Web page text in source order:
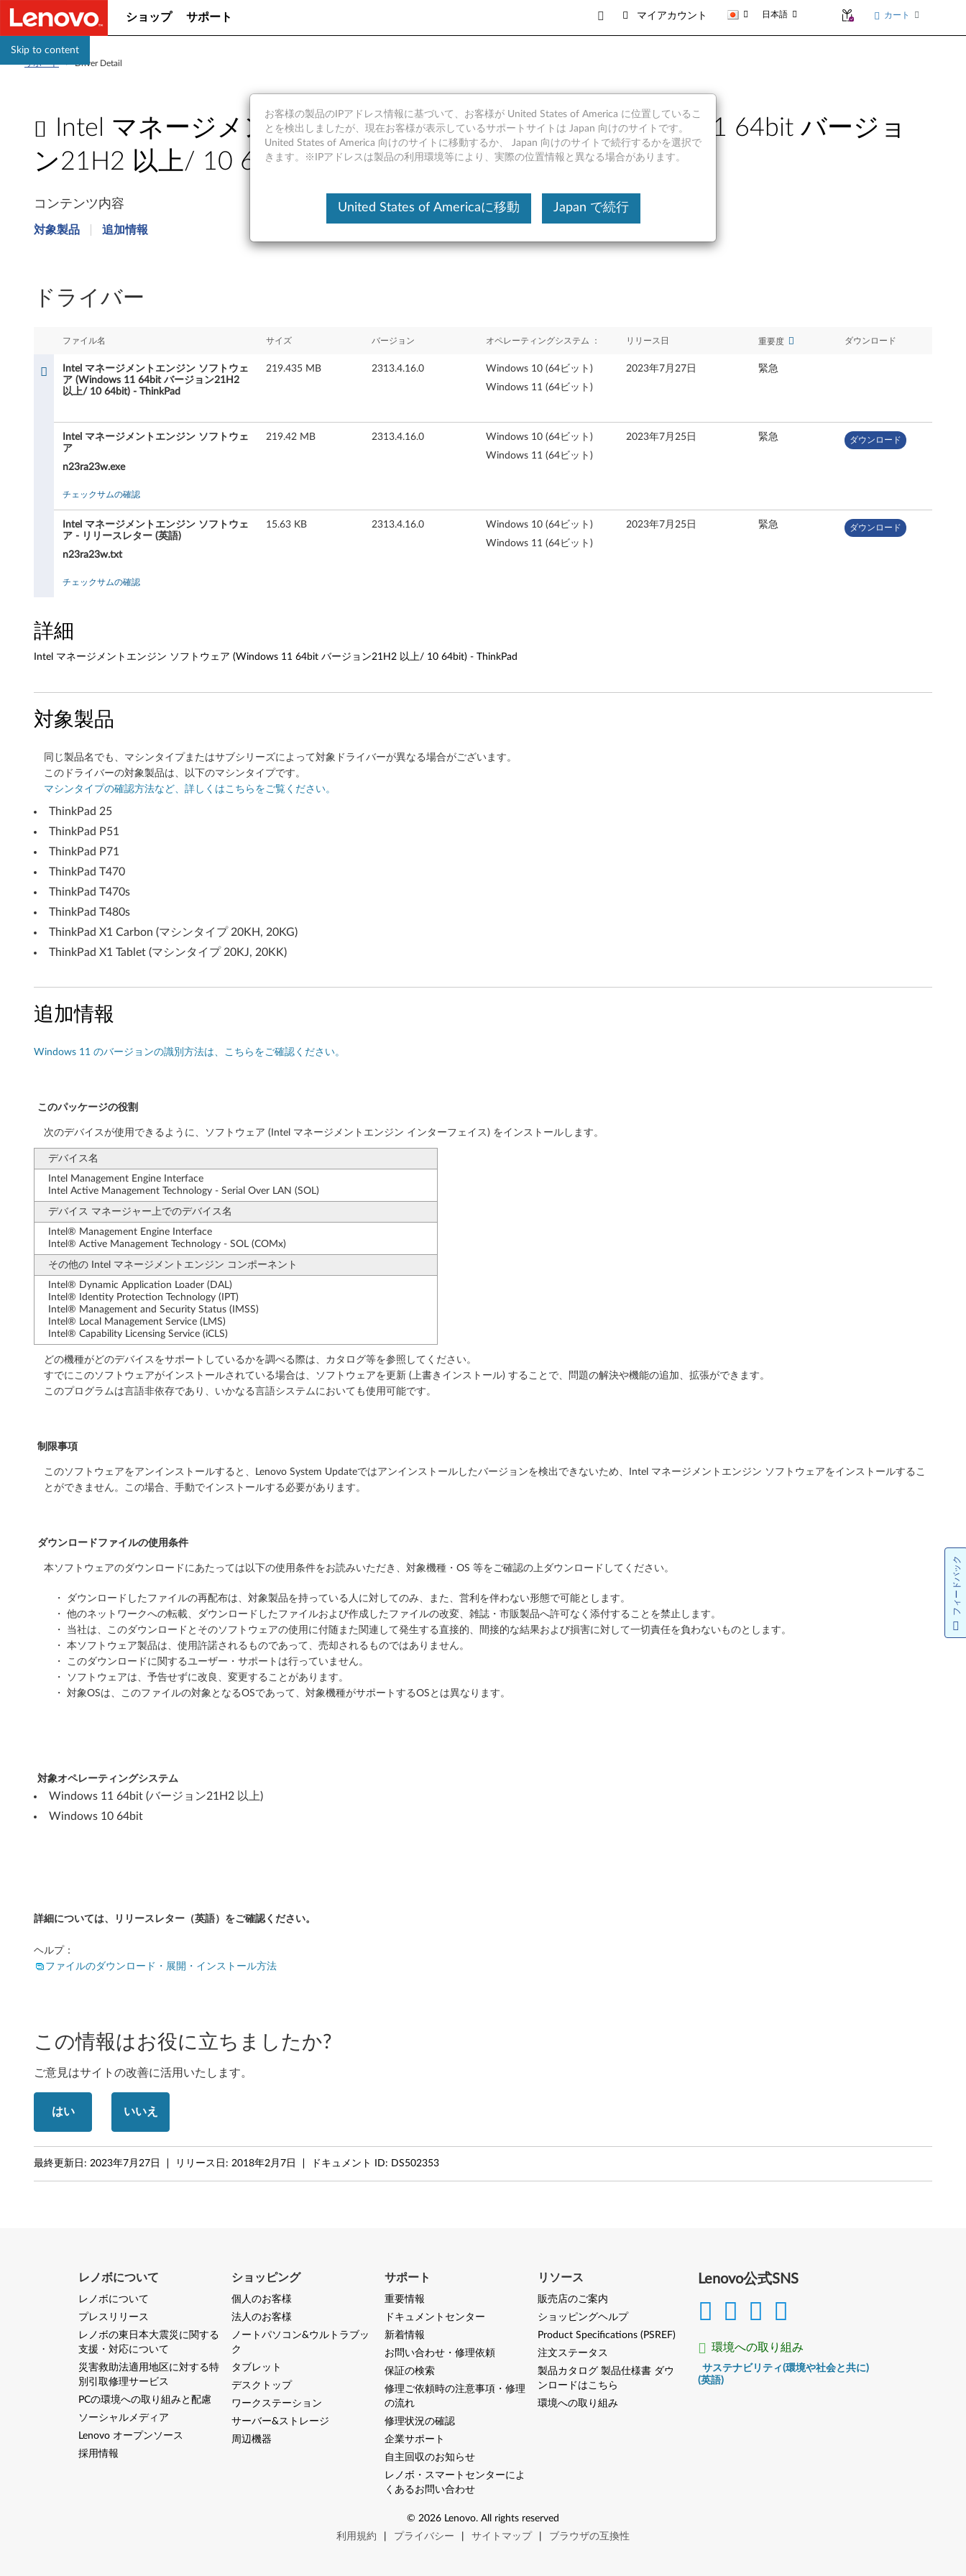
Skip to content
ショップ サポート マイアカウント 日本語 カート
サポート >Driver Detail
Intel マネージメントエンジン ソフトウェア (Windows 11 64bit バージョ
ン21H2 以上/ 10 64bit) - ThinkPad
n
ジ
ソ
フ
ト
ウ
ェ
ア
(
W
n
d
o
s
1
1
4
b
i
t
バ
ー
ジ
ョ
ン
2
1
2
以
/
1
-
T
k
P
コンテンツ内容
対象製品 追加情報
ドライバー
ファイル名 サイズ バージョン オペレーティングシステム ： リリース日 重要度 ダウンロード
Intel マネージメントエンジン ソフトウェ
ア (Windows 11 64bit バージョン21H2
以上/ 10 64bit) - ThinkPad
219.435 MB 2313.4.16.0
Windows 10 (64ビット)
Windows 11 (64ビット)
2023年7月27日 緊急
Intel マネージメントエンジン ソフトウェ
ア
n23ra23w.exe
219.42 MB 2313.4.16.0
Windows 10 (64ビット)
Windows 11 (64ビット)
2023年7月25日 緊急 ダウンロード
チェックサムの確認
Intel マネージメントエンジン ソフトウェ
ア - リリースレター (英語)
n23ra23w.txt
15.63 KB 2313.4.16.0
Windows 10 (64ビット)
Windows 11 (64ビット)
2023年7月25日 緊急 ダウンロード
チェックサムの確認
詳細
Intel マネージメントエンジン ソフトウェア (Windows 11 64bit バージョン21H2 以上/ 10 64bit) - ThinkPad
対象製品
同じ製品名でも、マシンタイプまたはサブシリーズによって対象ドライバーが異なる場合がございます。
このドライバーの対象製品は、以下のマシンタイプです。
マシンタイプの確認方法など、詳しくはこちらをご覧ください。
ThinkPad 25
ThinkPad P51
ThinkPad P71
ThinkPad T470
ThinkPad T470s
ThinkPad T480s
ThinkPad X1 Carbon (マシンタイプ 20KH, 20KG)
ThinkPad X1 Tablet (マシンタイプ 20KJ, 20KK)
追加情報
Windows 11 のバージョンの識別方法は、こちらをご確認ください。
このパッケージの役割
次のデバイスが使用できるように、ソフトウェア (Intel マネージメントエンジン インターフェイス) をインストールします。
デバイス名
Intel Management Engine Interface
Intel Active Management Technology - Serial Over LAN (SOL)
デバイス マネージャー上でのデバイス名
Intel® Management Engine Interface
Intel® Active Management Technology - SOL (COMx)
その他の Intel マネージメントエンジン コンポーネント
Intel® Dynamic Application Loader (DAL)
Intel® Identity Protection Technology (IPT)
Intel® Management and Security Status (IMSS)
Intel® Local Management Service (LMS)
Intel® Capability Licensing Service (iCLS)
どの機種がどのデバイスをサポートしているかを調べる際は、カタログ等を参照してください。
すでにこのソフトウェアがインストールされている場合は、ソフトウェアを更新 (上書きインストール) することで、問題の解決や機能の追加、拡張ができます。
このプログラムは言語非依存であり、いかなる言語システムにおいても使用可能です。
制限事項
このソフトウェアをアンインストールすると、Lenovo System Updateではアンインストールしたバージョンを検出できないため、Intel マネージメントエンジン ソフトウェアをインストールするこ
とができません。この場合、手動でインストールする必要があります。
ダウンロードファイルの使用条件
本ソフトウェアのダウンロードにあたっては以下の使用条件をお読みいただき、対象機種・OS 等をご確認の上ダウンロードしてください。
・ ダウンロードしたファイルの再配布は、対象製品を持っている人に対してのみ、また、営利を伴わない形態で可能とします。
・ 他のネットワークへの転載、ダウンロードしたファイルおよび作成したファイルの改変、雑誌・市販製品へ許可なく添付することを禁止します。
・ 当社は、このダウンロードとそのソフトウェアの使用に付随また関連して発生する直接的、間接的な結果および損害に対して一切責任を負わないものとします。
・ 本ソフトウェア製品は、使用許諾されるものであって、売却されるものではありません。
・ このダウンロードに関するユーザー・サポートは行っていません。
・ ソフトウェアは、予告せずに改良、変更することがあります。
・ 対象OSは、このファイルの対象となるOSであって、対象機種がサポートするOSとは異なります。
対象オペレーティングシステム
Windows 11 64bit (バージョン21H2 以上)
Windows 10 64bit
詳細については、リリースレター（英語）をご確認ください。
ヘルプ：
ファイルのダウンロード・展開・インストール方法
この情報はお役に立ちましたか?
ご意見はサイトの改善に活用いたします。
はい いいえ
最終更新日: 2023年7月27日 リリース日: 2018年2月7日 ドキュメント ID: DS502353
Lenovo公式SNS
環境への取り組み
サステナビリティ(環境や社会と共に)
(英語)
お客様の製品のIPアドレス情報に基づいて、お客様が United States of America に位置しているこ
とを検出しましたが、現在お客様が表示しているサポートサイトは Japan 向けのサイトです。
United States of America 向けのサイトに移動するか、 Japan 向けのサイトで続行するかを選択で
きます。※IPアドレスは製品の利用環境等により、実際の位置情報と異なる場合があります。
United States of Americaに移動 Japan で続行
レノボについて
レノボについて
プレスリリース
レノボの東日本大震災に関する
支援・対応について
災害救助法適用地区に対する特
別引取修理サービス
PCの環境への取り組みと配慮
ソーシャルメディア
Lenovo オープンソース
採用情報
ショッピング
個人のお客様
法人のお客様
ノートパソコン&ウルトラブッ
ク
タブレット
デスクトップ
ワークステーション
サーバー&ストレージ
周辺機器
サポート
重要情報
ドキュメントセンター
新着情報
お問い合わせ・修理依頼
保証の検索
修理ご依頼時の注意事項・修理
の流れ
修理状況の確認
企業サポート
自主回収のお知らせ
レノボ・スマートセンターによ
くあるお問い合わせ
リソース
販売店のご案内
ショッピングヘルプ
Product Specifications (PSREF)
注文ステータス
製品カタログ 製品仕様書 ダウ
ンロードはこちら
環境への取り組み
© 2026 Lenovo. All rights reserved
利用規約
プライバシー サイトマップ ブラウザの互換性
フィードバック